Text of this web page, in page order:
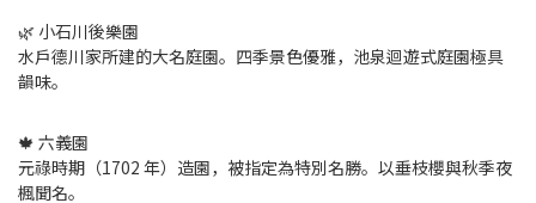
🌿 小石川後樂園
水戶德川家所建的大名庭園。四季景色優雅，池泉迴遊式庭園極具
韻味。
🍁 六義園
元祿時期（1702 年）造園，被指定為特別名勝。以垂枝櫻與秋季夜
楓聞名。